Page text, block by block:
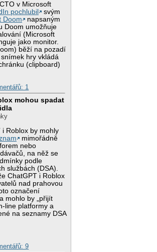
v Microsoft
pochlubil
svým
Doom
napsaným
Doom umožňuje
(Microsoft
jako monitor.
běží na pozadí
hry vkládá
(clipboard)
1
mohou spadat
i Roblox by mohly
mimořádně
nebo
na něž se
podle
službách (DSA).
ChatGPT i Roblox
nad prahovou
označení
mohlo by „přijít
line platformy a
na seznamy DSA
9